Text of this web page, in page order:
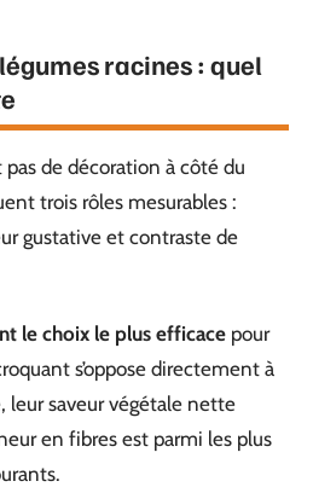
racines : quel
de décoration à côté du
trois rôles mesurables :
gustative et contraste de
le choix le plus efficace pour
s’oppose directement à
leur saveur végétale nette
en fibres est parmi les plus